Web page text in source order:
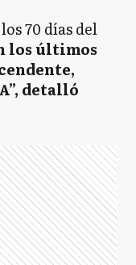
70 días del
los últimos
detalló